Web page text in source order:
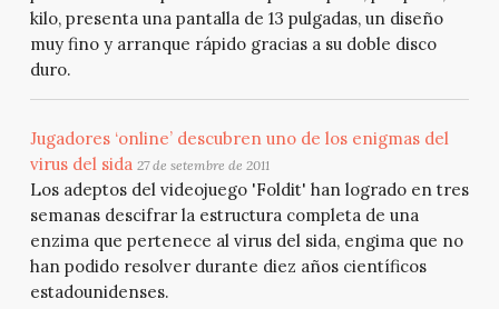
kilo, presenta una pantalla de 13 pulgadas, un diseño
muy fino y arranque rápido gracias a su doble disco
duro.
Jugadores ‘online’ descubren uno de los enigmas del
virus del sida 27 de setembre de 2011
Los adeptos del videojuego 'Foldit' han logrado en tres
semanas descifrar la estructura completa de una
enzima que pertenece al virus del sida, engima que no
han podido resolver durante diez años científicos
estadounidenses.